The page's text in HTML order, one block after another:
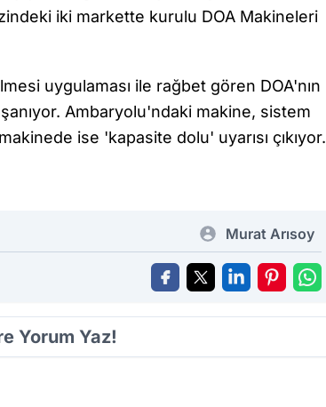
iki markette kurulu DOA Makineleri
uygulaması ile rağbet gören DOA'nın
Ambaryolu'ndaki makine, sistem
ise 'kapasite dolu' uyarısı çıkıyor.
Murat Arısoy
Yorum Yaz!